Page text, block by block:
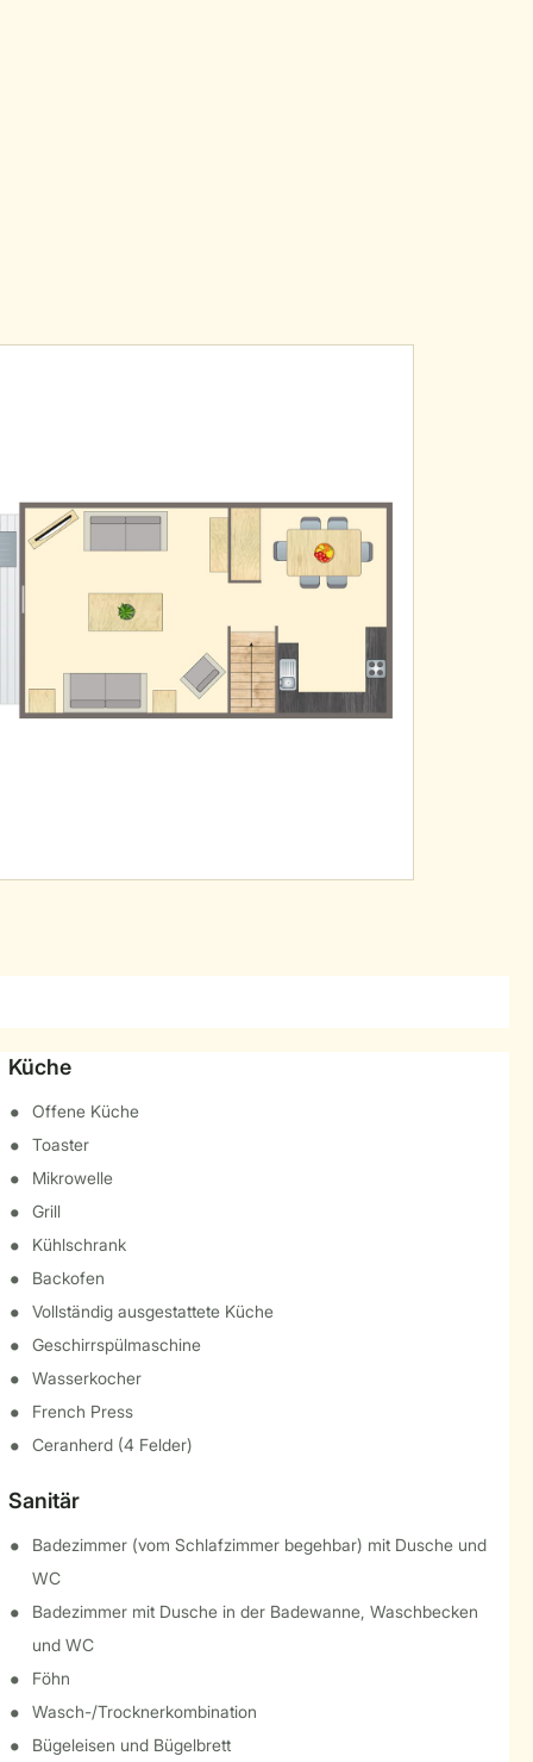
Küche
Offene Küche
Toaster
Mikrowelle
Grill
Kühlschrank
Backofen
Vollständig ausgestattete Küche
Geschirrspülmaschine
Wasserkocher
French Press
Ceranherd (4 Felder)
Sanitär
Badezimmer (vom Schlafzimmer begehbar) mit Dusche und
WC
Badezimmer mit Dusche in der Badewanne, Waschbecken
und WC
Föhn
Wasch-/Trocknerkombination
Bügeleisen und Bügelbrett